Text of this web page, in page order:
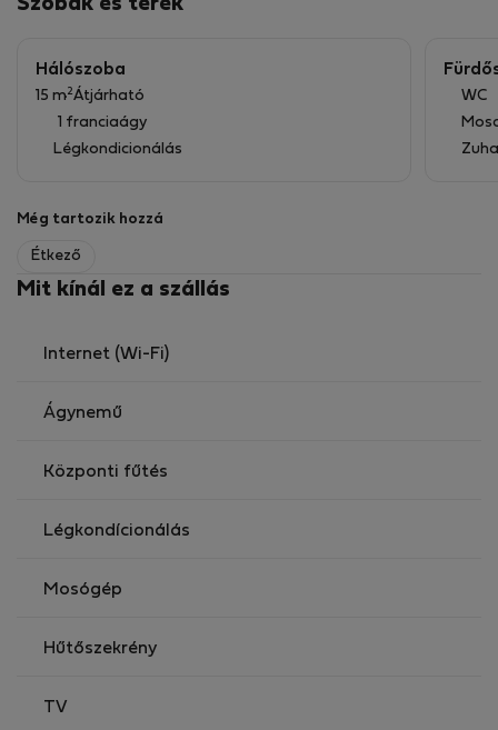
Szobák és terek
Hálószoba
15 m2Átjárható
1 franciaágy
Légkondicionálás
WC
Még tartozik hozzá
Étkező
Mit kínál ez a szállás
Internet (Wi-Fi)
Ágynemű
Központi fűtés
Légkondícionálás
Mosógép
Hűtőszekrény
TV